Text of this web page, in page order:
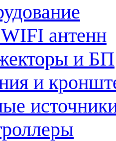
антенн
и БП
и